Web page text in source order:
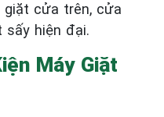
cửa trên, cửa
sấy hiện đại.
Máy Giặt